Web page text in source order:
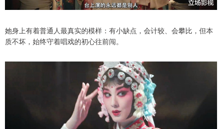
她身上有着普通人最真实的模样：有小缺点，会计较、会攀比，但本
质不坏，始终守着唱戏的初心往前闯。